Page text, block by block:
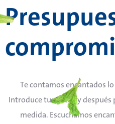
Te contamos encantados
Introduce tus datos y
medida. Escuchamos